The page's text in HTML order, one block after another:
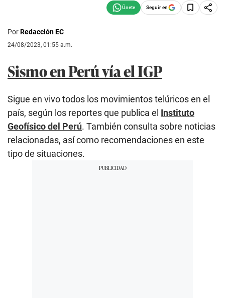
Seguir en
PorRedacción EC
24/08/2023, 01:55 a.m.
Sismo en Perú vía el IGP
Sigue en vivo todos los movimientos telúricos en el
país, según los reportes que publica el Instituto
Geofísico del Perú. También consulta sobre noticias
relacionadas, así como recomendaciones en este
tipo de situaciones.